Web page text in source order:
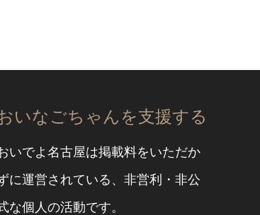
いなごちゃんを支援する
いでよ名古屋は掲載料をいただか
に運営されている、非営利・非公
な個人の活動です。